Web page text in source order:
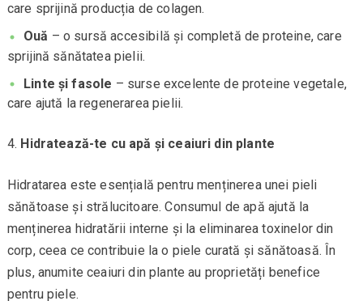
care sprijină producția de colagen.
Ouă – o sursă accesibilă și completă de proteine, care
sprijină sănătatea pielii.
Linte și fasole – surse excelente de proteine vegetale,
care ajută la regenerarea pielii.
Hidratează-te cu apă și ceaiuri din plante
Hidratarea este esențială pentru menținerea unei pieli
sănătoase și strălucitoare. Consumul de apă ajută la
menținerea hidratării interne și la eliminarea toxinelor din
corp, ceea ce contribuie la o piele curată și sănătoasă. În
plus, anumite ceaiuri din plante au proprietăți benefice
pentru piele.